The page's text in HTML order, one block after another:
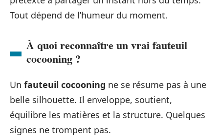
Tout dépend de l’humeur du moment.
À quoi reconnaître un vrai fauteuil
cocooning ?
Un fauteuil cocooning ne se résume pas à une
belle silhouette. Il enveloppe, soutient,
équilibre les matières et la structure. Quelques
signes ne trompent pas.